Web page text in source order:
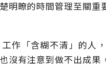
明瞭的時間管理至關
作「含糊不清」的人
沒有注意到做不出成果